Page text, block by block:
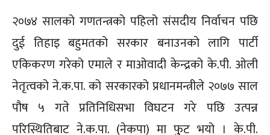
२०७४ सालको गणतन्त्रको पहिलो संसदीय निर्वाचन पछि
दुई तिहाइ बहुमतको सरकार बनाउनको लागि पार्टी
एकिकरण गरेको एमाले र माओवादी केन्द्रको के.पी. ओली
नेतृत्वको ने.क.पा. को सरकारको प्रधानमन्त्रीले २०७७ साल
पौष ५ गते प्रतिनिधिसभा विघटन गरे पछि उत्पन्न
परिस्थितिबाट ने.क.पा. (नेकपा) मा फुुट भयो । के.पी.